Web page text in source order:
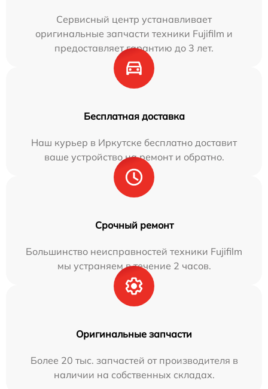
Сервисный центр устанавливает
оригинальные запчасти техники Fujifilm и
предоставляет гарантию до 3 лет.
Бесплатная доставка
Наш курьер в Иркутске бесплатно доставит
ваше устройство на ремонт и обратно.
Срочный ремонт
Большинство неисправностей техники Fujifilm
мы устраняем в течение 2 часов.
Оригинальные запчасти
Более 20 тыс. запчастей от производителя в
наличии на собственных складах.